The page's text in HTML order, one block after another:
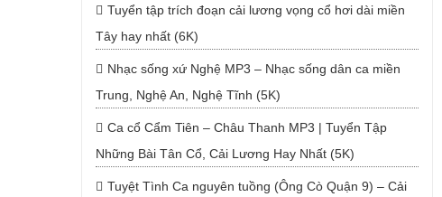
Tuyển tập trích đoạn cải lương vọng cổ hơi dài miền
Tây hay nhất (6K)
Nhạc sống xứ Nghệ MP3 – Nhạc sống dân ca miền
Trung, Nghệ An, Nghệ Tĩnh (5K)
Ca cổ Cẩm Tiên – Châu Thanh MP3 | Tuyển Tập
Những Bài Tân Cổ, Cải Lương Hay Nhất (5K)
Tuyệt Tình Ca nguyên tuồng (Ông Cò Quận 9) – Cải